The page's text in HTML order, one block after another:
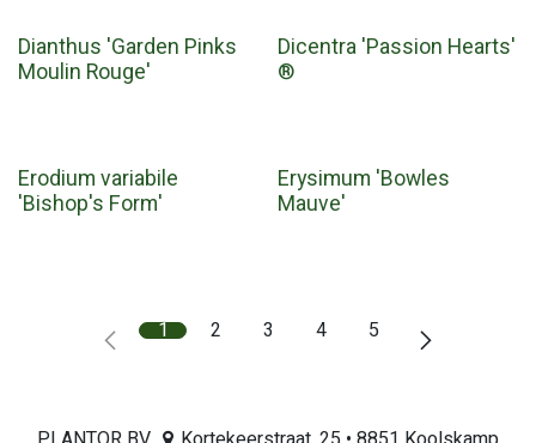
Dianthus 'Garden Pinks
Moulin Rouge'
Dicentra 'Passion Hearts'
®
Erodium variabile
'Bishop's Form'
Erysimum 'Bowles
Mauve'
1 2 3 4 5